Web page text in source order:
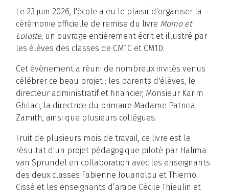
Le 23 juin 2026, l'école a eu le plaisir d'organiser la
cérémonie officielle de remise du livre Momo et
Lolotte, un ouvrage entièrement écrit et illustré par
les élèves des classes de CM1C et CM1D.
Cet événement a réuni de nombreux invités venus
célébrer ce beau projet : les parents d'élèves, le
directeur administratif et financier, Monsieur Karim
Ghilaci, la directrice du primaire Madame Patricia
Zamith, ainsi que plusieurs collègues.
Fruit de plusieurs mois de travail, ce livre est le
résultat d'un projet pédagogique piloté par Halima
van Sprundel en collaboration avec les enseignants
des deux classes Fabienne Jouanolou et Thierno
Cissé et les enseignants d’arabe Cécile Thieulin et